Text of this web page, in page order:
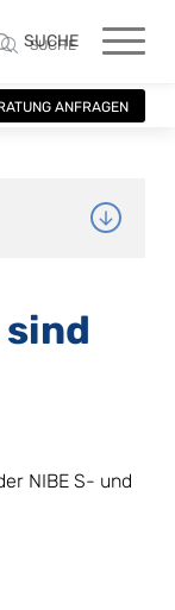
SUCHE
SUCHE
ANFRAGEN
NIBE S- und